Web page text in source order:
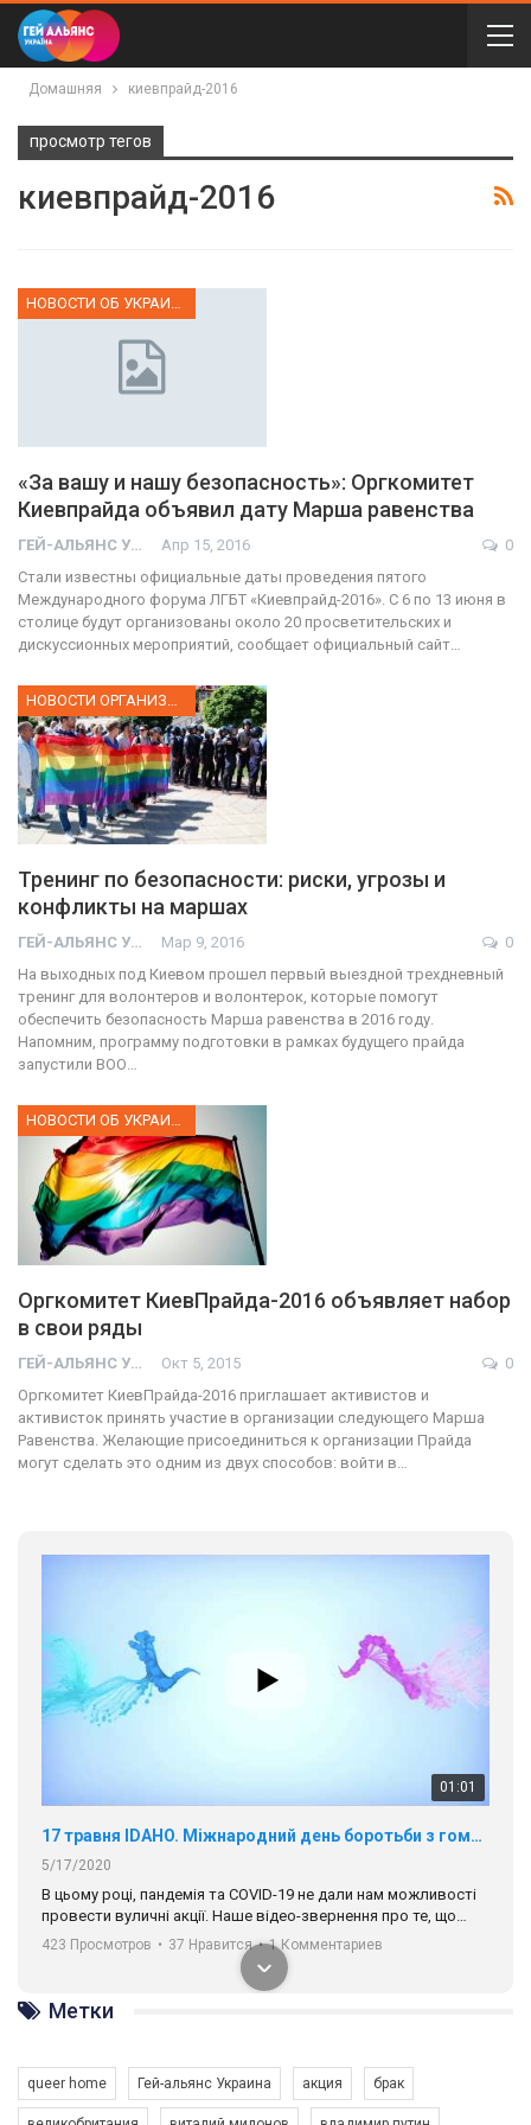
Домашняя киевпрайд-2016
просмотр тегов
киевпрайд-2016
«За вашу и нашу безопасность»: Оргкомитет
Киевпрайда объявил дату Марша равенства
ГЕЙ-АЛЬЯНС УКРАИНА Апр 15, 2016
0
Стали известны официальные даты проведения пятого
Международного форума ЛГБТ «Киевпрайд-2016». С 6 по 13 июня в
столице будут организованы около 20 просветительских и
дискуссионных мероприятий, сообщает официальный сайт…
НОВОСТИ ОРГАНИЗАЦИИ
Тренинг по безопасности: риски, угрозы и
конфликты на маршах
ГЕЙ-АЛЬЯНС УКРАИНА Мар 9, 2016
0
На выходных под Киевом прошел первый выездной трехдневный
тренинг для волонтеров и волонтерок, которые помогут
обеспечить безопасность Марша равенства в 2016 году.
Напомним, программу подготовки в рамках будущего прайда
запустили ВОО…
НОВОСТИ ОБ УКРАИНЕ
Оргкомитет КиевПрайда-2016 объявляет набор
в свои ряды
ГЕЙ-АЛЬЯНС УКРАИНА Окт 5, 2015
0
Оргкомитет КиевПрайда-2016 приглашает активистов и
активисток принять участие в организации следующего Марша
Равенства. Желающие присоединиться к организации Прайда
могут сделать это одним из двух способов: войти в…
01:01
17 травня IDAHO. Міжнародний день боротьби з гомофобією трансфобією і біфобія.
5/17/2020
В цьому році, пандемія та COVІD-19 не дали нам можливості
провести вуличні акції. Наше відео-звернення про те, що
навіть коли ми у різних містах та не можемо зустрінеться, ми
разом. Ми закликаємо всіх хто поділяє цінності рівності та
солідарності, приєднатися до нас. Регіональні підрозділи
ГАУ є в 16 областях України.
Разом наш голос лунає гучніше!
423 Просмотров • 37 Нравится • 1 Комментариев
Метки
queer home Гей-альянс Украина акция брак